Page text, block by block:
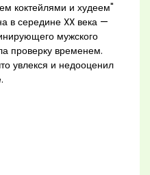
коктейлями и худеем"
в середине XX века —
мужского
проверку временем.
увлекся и недооценил